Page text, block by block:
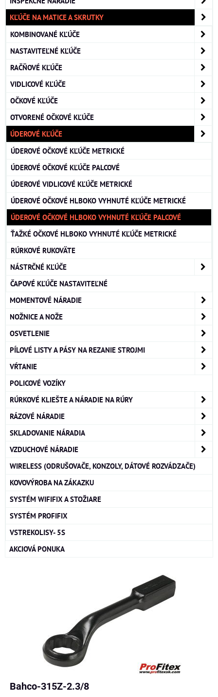
KĽÚČE NA MATICE A SKRUTKY
KOMBINOVANÉ KĽÚČE
NASTAVITEĽNÉ KĽÚČE
RAČŇOVÉ KĽÚČE
VIDLICOVÉ KĽÚČE
OČKOVÉ KĽÚČE
OTVORENÉ OČKOVÉ KĽÚČE
ÚDEROVÉ KĽÚČE
ÚDEROVÉ OČKOVÉ KĽÚČE METRICKÉ
ÚDEROVÉ OČKOVÉ KĽÚČE PALCOVÉ
ÚDEROVÉ VIDLICOVÉ KĽÚČE METRICKÉ
ÚDEROVÉ OČKOVÉ HLBOKO VYHNUTÉ KĽÚČE METRICKÉ
ÚDEROVÉ OČKOVÉ HLBOKO VYHNUTÉ KĽÚČE PALCOVÉ
ŤAŽKÉ OČKOVÉ HLBOKO VYHNUTÉ KĽÚČE METRICKÉ
RÚRKOVÉ RUKOVÄTE
NÁSTRČNÉ KĽÚČE
ČAPOVÉ KĽÚČE NASTAVITEĽNÉ
MOMENTOVÉ NÁRADIE
NOŽNICE A NOŽE
OSVETLENIE
PÍLOVÉ LISTY A PÁSY NA REZANIE STROJMI
VŔTANIE
POLICOVÉ VOZÍKY
RÚRKOVÉ KLIEŠTE A NÁRADIE NA RÚRY
RÁZOVÉ NÁRADIE
SKLADOVANIE NÁRADIA
VZDUCHOVÉ NÁRADIE
WIRELESS (ODRUŠOVAČE, KONZOLY, DÁTOVÉ ROZVÁDZAČE)
KOVOVÝROBA NA ZÁKAZKU
SYSTÉM WIFIFIX A STOŽIARE
SYSTÉM PROFIFIX
VSTREKOLISY- 5S
AKCIOVÁ PONUKA
Bahco-315Z-2.3/8